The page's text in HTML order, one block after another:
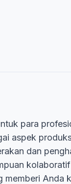
para
aspek
dan
memberi Anda